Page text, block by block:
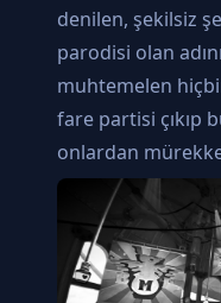
denilen, şekilsiz
parodisi olan
muhtemelen
fare partisi çıkıp
onlardan